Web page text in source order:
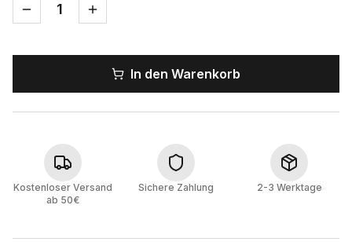
1
In den Warenkorb
Kostenloser Versand
ab 50€
Sichere Zahlung 2-3 Werktage